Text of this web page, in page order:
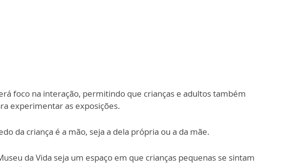
foco na interação, permitindo que crianças e adultos também
experimentar as exposições.
da criança é a mão, seja a dela própria ou a da mãe.
da Vida seja um espaço em que crianças pequenas se sintam